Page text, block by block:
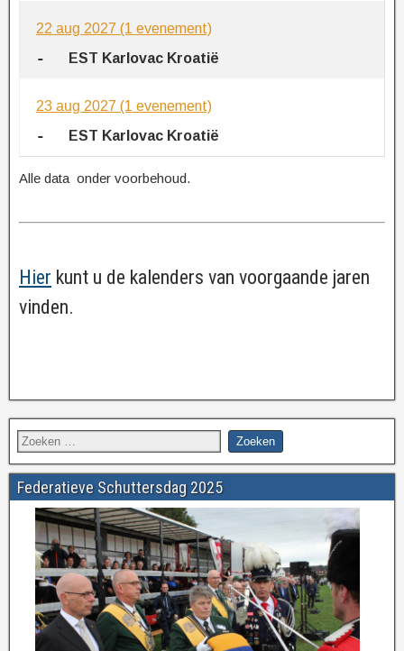
22 aug 2027 (1 evenement)
- EST Karlovac Kroatië
23 aug 2027 (1 evenement)
- EST Karlovac Kroatië
Alle data onder voorbehoud.
Hier kunt u de kalenders van voorgaande jaren
vinden.
Federatieve Schuttersdag 2025